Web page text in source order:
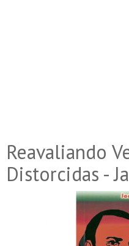
Reavaliando
Distorcidas -